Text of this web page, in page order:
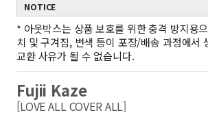
NOTICE
* 아웃박스는 상품 보호를 위한 충격 방지용
치 및 구겨짐, 변색 등이 포장/배송 과정에서
교환 사유가 될 수 없습니다.
Fujii Kaze
[LOVE ALL COVER ALL]